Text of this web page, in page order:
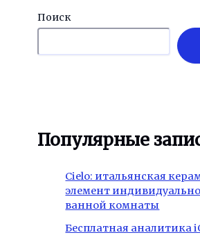
Поиск
Популярные
Cielo: итальянская
элемент
ванной комнаты
Бесплатная аналитика